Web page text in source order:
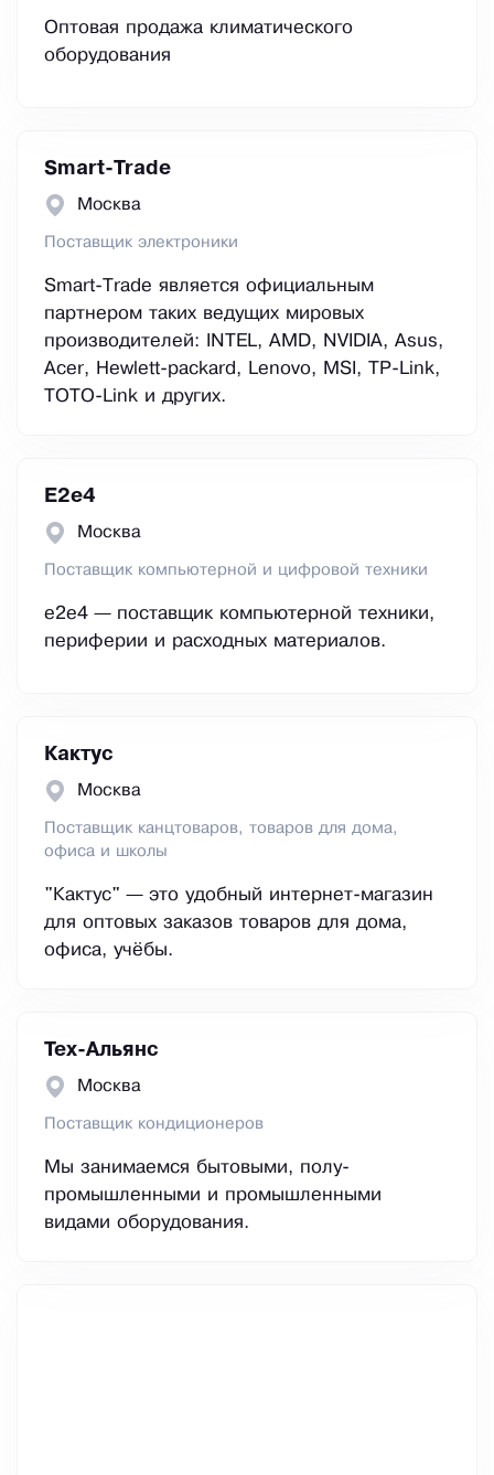
Оптовая продажа климатического
оборудования
Smart-Trade
Москва
Поставщик электроники
Smart-Trade является официальным
партнером таких ведущих мировых
производителей: INTEL, AMD, NVIDIA, Asus,
Acer, Hewlett-packard, Lenovo, MSI, TP-Link,
TOTO-Link и других.
E2е4
Москва
Поставщик компьютерной и цифровой техники
e2e4 — поставщик компьютерной техники,
периферии и расходных материалов.
Кактус
Москва
Поставщик канцтоваров, товаров для дома,
офиса и школы
"Кактус" — это удобный интернет-магазин
для оптовых заказов товаров для дома,
офиса, учёбы.
Тех-Альянс
Москва
Поставщик кондиционеров
Мы занимаемся бытовыми, полу-
промышленными и промышленными
видами оборудования.